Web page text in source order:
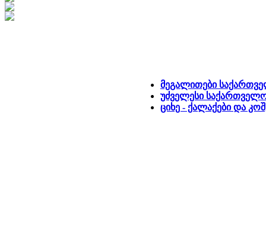
მეგალითები
უძველესი
ციხე - ქალაქები და